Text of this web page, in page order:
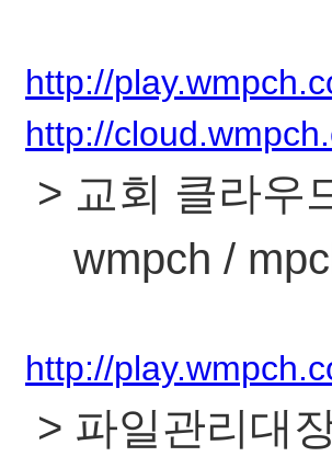
http://
http://
> 교회 클라우
wmpch /
http://
> 파일관리대